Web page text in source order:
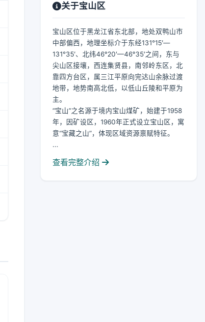
关于宝山区
宝山区位于黑龙江省东北部，地处双鸭山市
中部偏西，地理坐标介于东经131°15′—
131°35′、北纬46°20′—46°35′之间，东与
尖山区接壤，西连集贤县，南邻岭东区，北
靠四方台区，属三江平原向完达山余脉过渡
地带，地势南高北低，以低山丘陵和平原为
主。
“宝山”之名源于境内宝山煤矿，始建于1958
年，因矿设区，1960年正式设立宝山区，寓
意“宝藏之山”，体现区域资源禀赋特征。
...
查看完整介绍